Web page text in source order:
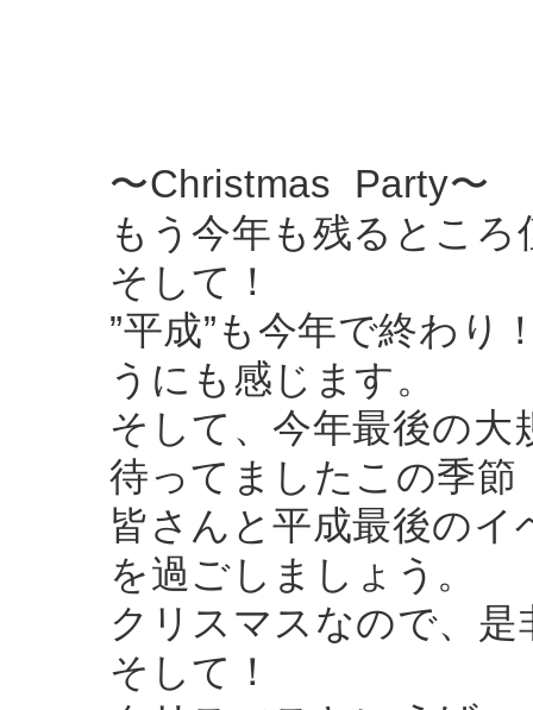
〜Christmas Party〜
もう今年も残るとこ
そして！
”平成”も今年で終わり
うにも感じます。
そして、今年最後の大
待ってましたこの季
皆さんと平成最後の
を過ごしましょう。
クリスマスなので、
そして！